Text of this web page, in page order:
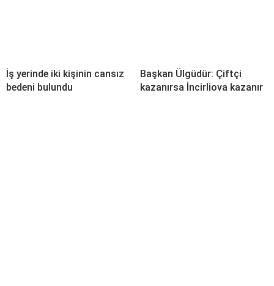
İş yerinde iki kişinin cansız
bedeni bulundu
Başkan Ülgüdür: Çiftçi
kazanırsa İncirliova kazanır